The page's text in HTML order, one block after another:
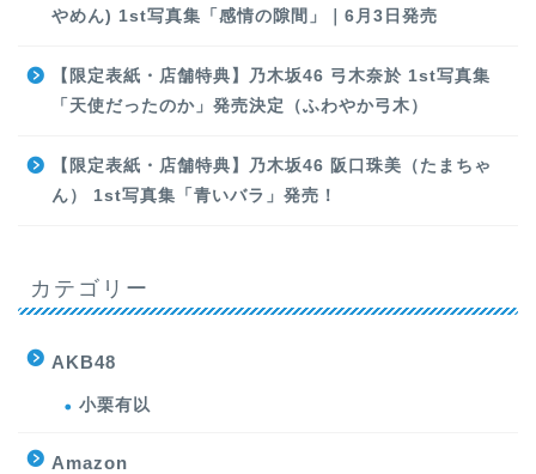
やめん) 1st写真集「感情の隙間」｜6月3日発売
【限定表紙・店舗特典】乃木坂46 弓木奈於 1st写真集
「天使だったのか」発売決定（ふわやか弓木）
【限定表紙・店舗特典】乃木坂46 阪口珠美（たまちゃ
ん） 1st写真集「青いバラ」発売！
カテゴリー
AKB48
小栗有以
Amazon